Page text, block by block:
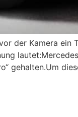
der Kamera ein
gehalten.Um